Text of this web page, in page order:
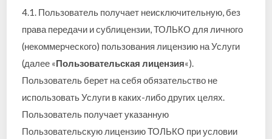
4.1. Пользователь получает неисключительную, без
права передачи и сублицензии, ТОЛЬКО для личного
(некоммерческого) пользования лицензию на Услуги
(далее «Пользовательская лицензия«).
Пользователь берет на себя обязательство не
использовать Услуги в каких-либо других целях.
Пользователь получает указанную
Пользовательскую лицензию ТОЛЬКО при условии